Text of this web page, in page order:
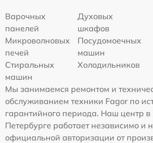
Варочных
панелей
Духовых
шкафов
Микроволновых
печей
Посудомоечных
машин
Стиральных
машин
Холодильников
Мы занимаемся ремонтом и
обслуживанием техники Fagor по
гарантийного периода. Наш центр в
Петербурге работает независимо и
официальной авторизации от